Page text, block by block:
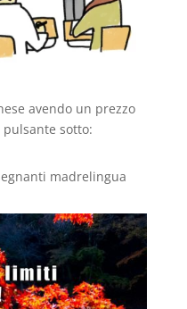
avendo un prezzo
pulsante sotto:
madrelingua